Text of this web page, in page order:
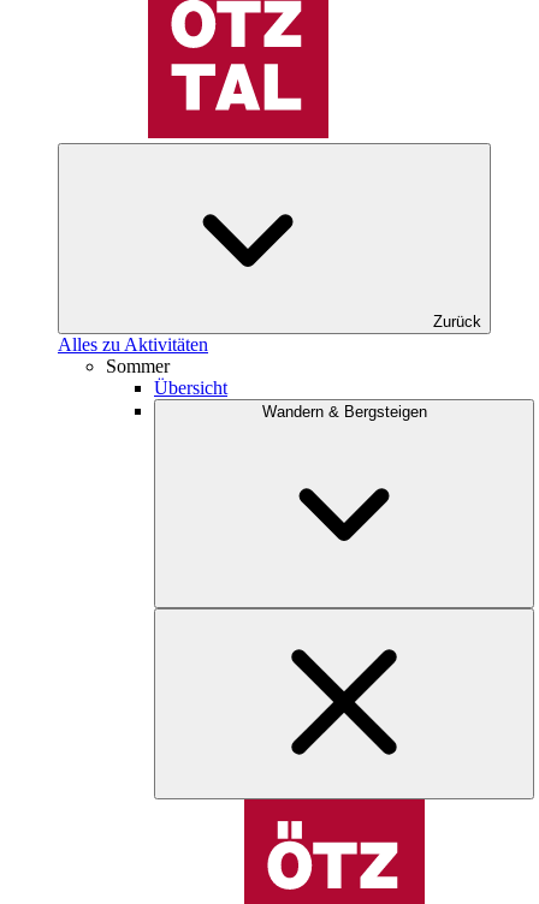
Zurück
Alles zu Aktivitäten
Sommer
Übersicht
Wandern & Bergsteigen